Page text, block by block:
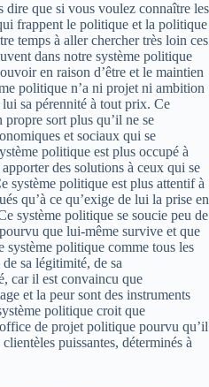
dire que si vous voulez connaître les
frappent le politique et la politique
temps à aller chercher très loin ces
dans notre système politique
en raison d’être et le maintien
politique n’a ni projet ni ambition
sa pérennité à tout prix. Ce
propre sort plus qu’il ne se
et sociaux qui se
politique est plus occupé à
des solutions à ceux qui se
système politique est plus attentif à
qu’à ce qu’exige de lui la prise en
système politique se soucie peu de
que lui-­même survive et que
système politique comme tous les
sa légitimité, de sa
car il est convaincu que
et la peur sont des instruments
politique croit que
de projet politique pourvu qu’il
puissantes, déterminés à